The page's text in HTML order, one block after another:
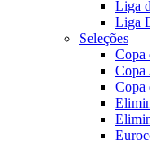
Liga
Liga
Seleções
Copa
Copa
Copa